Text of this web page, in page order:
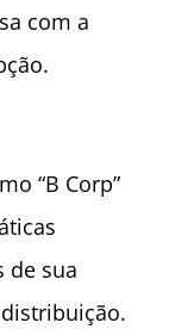
com a
“B Corp”
de sua